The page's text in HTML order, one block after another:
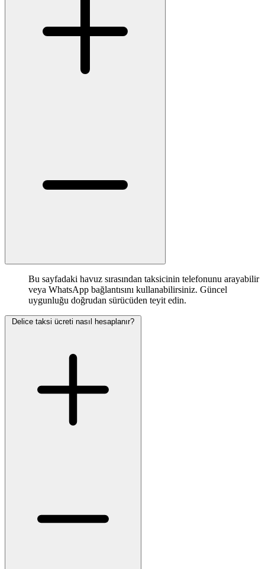
Bu sayfadaki havuz sırasından taksicinin telefonunu arayabilir
veya WhatsApp bağlantısını kullanabilirsiniz. Güncel
uygunluğu doğrudan sürücüden teyit edin.
Delice taksi ücreti nasıl hesaplanır?